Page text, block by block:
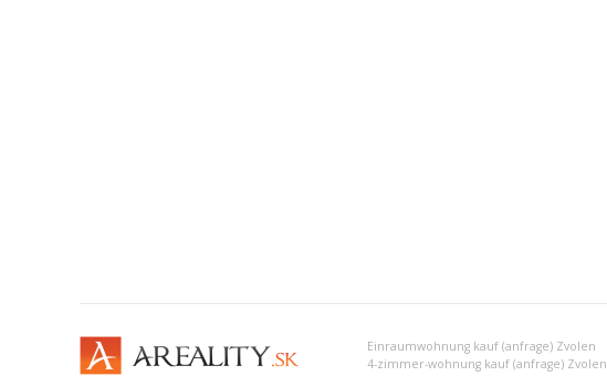
Einraumwohnung kauf (anfrage) Zvolen
4-zimmer-wohnung kauf (anfrage) Zvolen